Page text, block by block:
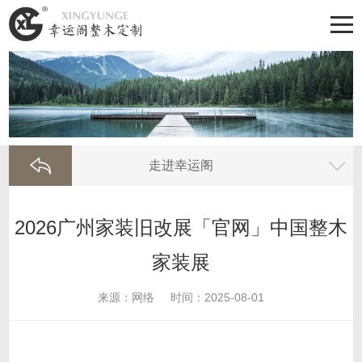
走进幸运阁
2026广州家装旧改展「官网」中国整木
家装展
来源：网络 时间：2025-08-01